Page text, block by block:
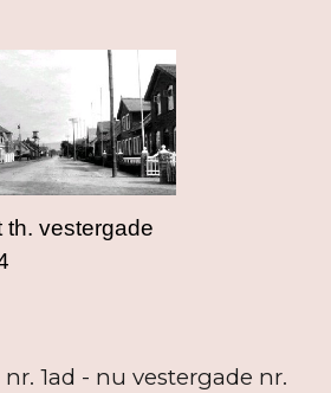
th. vestergade
1ad - nu vestergade nr.